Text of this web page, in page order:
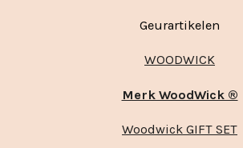
Geurartikelen
WOODWICK
Merk WoodWick ®
Woodwick GIFT SET